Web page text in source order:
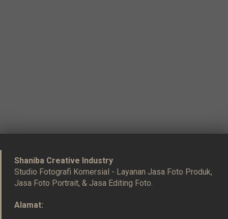
Shaniba Creative Industry
Studio Fotografi Komersial - Layanan Jasa Foto Produk,
Jasa Foto Portrait, & Jasa Editing Foto.
Alamat: